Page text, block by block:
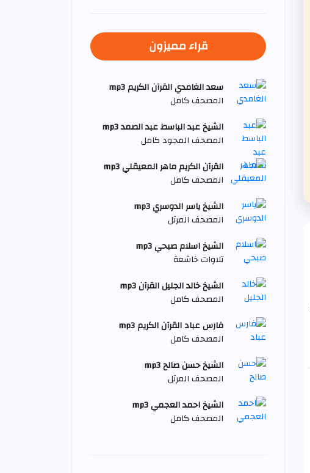
قراء مميزون
سعد الغامدي القرآن الكريم mp3
المصحف كامل
الشيخ عبد الباسط عبد الصمد mp3
المصحف المجود كامل
القرآن الكريم ماهر المعيقلي mp3
المصحف كامل
الشيخ ياسر الدوسري mp3
المصحف المرتل
الشيخ اسلام صبحي mp3
تلاوات خاشعة
الشيخ خالد الجليل القرآن mp3
المصحف كامل
فارس عباد القرآن الكريم mp3
المصحف كامل
الشيخ حسن صالح mp3
المصحف المرتل
الشيخ احمد العجمي mp3
المصحف كامل